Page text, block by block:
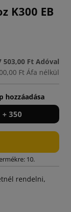
K300 EB
503,00 Ft Adóval
Ft Áfa nélkül
hozzáadása
+ 350
10.
rendelni,